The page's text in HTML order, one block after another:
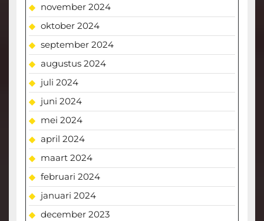
november 2024
oktober 2024
september 2024
augustus 2024
juli 2024
juni 2024
mei 2024
april 2024
maart 2024
februari 2024
januari 2024
december 2023